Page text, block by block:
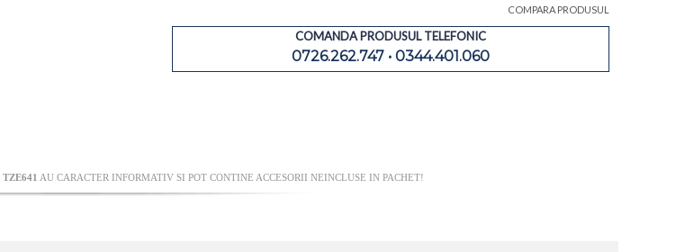
COMPARA PRODUSUL
COMANDA PRODUSUL TELEFONIC
0726.262.747 • 0344.401.060
AU CARACTER INFORMATIV SI POT CONTINE ACCESORII NEINCLUSE IN PACHET!